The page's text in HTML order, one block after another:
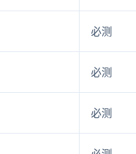
必测
必测
必测